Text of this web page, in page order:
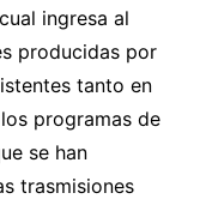
ingresa al
producidas por
tanto en
programas de
se han
trasmisiones